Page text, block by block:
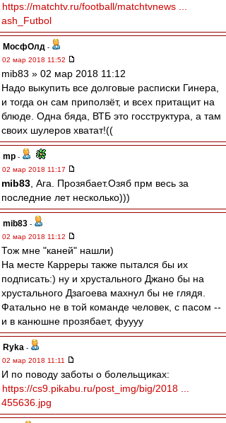
https://matchtv.ru/football/matchtvnews ...
ash_Futbol
МосфОлд -
02 мар 2018 11:52
mib83 » 02 мар 2018 11:12
Надо выкупить все долговые расписки Гинера,
и тогда он сам приползёт, и всех притащит на
блюде. Одна бяда, ВТБ это госструктура, а там
своих шулеров хватат!((
mp -
02 мар 2018 11:17
mib83 , Ага. Прозябает.Озяб прм весь за
последние лет несколько)))
mib83 -
02 мар 2018 11:12
Тож мне "каней" нашли)
На месте Карреры также пытался бы их
подписать:) ну и хрустального Джано бы на
хрустального Дзагоева махнул бы не глядя.
Фатально не в той команде человек, с пасом --
и в канюшне прозябает, фуууу
Ryka -
02 мар 2018 11:11
И по поводу заботы о болельщиках:
https://cs9.pikabu.ru/post_img/big/2018 ...
455636.jpg